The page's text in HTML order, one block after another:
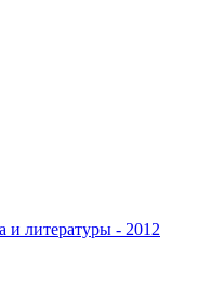
и литературы - 2012